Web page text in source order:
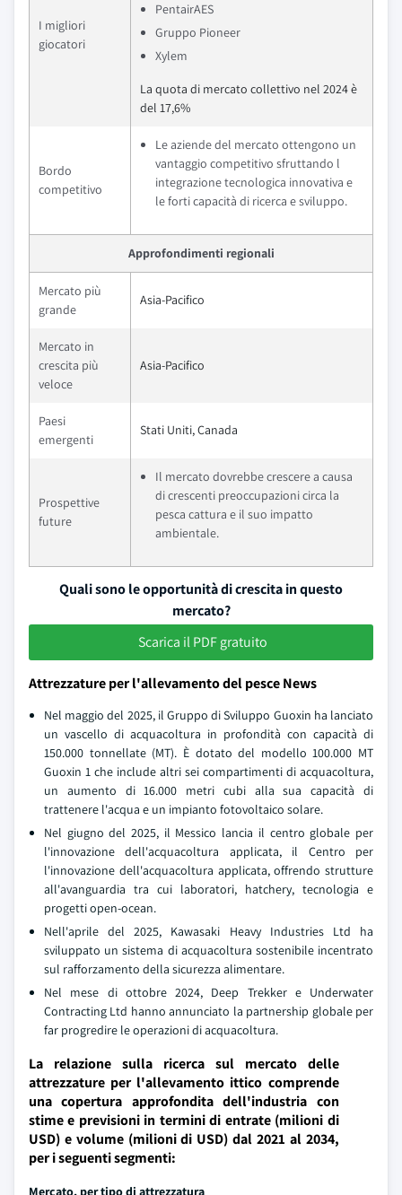
I migliori
giocatori
PentairAES
Gruppo Pioneer
Xylem
La quota di mercato collettivo nel 2024 è
del 17,6%
Bordo
competitivo
Le aziende del mercato ottengono un
vantaggio competitivo sfruttando l
integrazione tecnologica innovativa e
le forti capacità di ricerca e sviluppo.
Approfondimenti regionali
Mercato più
grande
Asia-Pacifico
Mercato in
crescita più
veloce
Asia-Pacifico
Paesi
emergenti
Stati Uniti, Canada
Prospettive
future
Il mercato dovrebbe crescere a causa
di crescenti preoccupazioni circa la
pesca cattura e il suo impatto
ambientale.
Quali sono le opportunità di crescita in questo
mercato?
Scarica il PDF gratuito
Attrezzature per l'allevamento del pesce News
Nel maggio del 2025, il Gruppo di Sviluppo Guoxin ha lanciato
un vascello di acquacoltura in profondità con capacità di
150.000 tonnellate (MT). È dotato del modello 100.000 MT
Guoxin 1 che include altri sei compartimenti di acquacoltura,
un aumento di 16.000 metri cubi alla sua capacità di
trattenere l'acqua e un impianto fotovoltaico solare.
Nel giugno del 2025, il Messico lancia il centro globale per
l'innovazione dell'acquacoltura applicata, il Centro per
l'innovazione dell'acquacoltura applicata, offrendo strutture
all'avanguardia tra cui laboratori, hatchery, tecnologia e
progetti open-ocean.
Nell'aprile del 2025, Kawasaki Heavy Industries Ltd ha
sviluppato un sistema di acquacoltura sostenibile incentrato
sul rafforzamento della sicurezza alimentare.
Nel mese di ottobre 2024, Deep Trekker e Underwater
Contracting Ltd hanno annunciato la partnership globale per
far progredire le operazioni di acquacoltura.
La relazione sulla ricerca sul mercato delle
attrezzature per l'allevamento ittico comprende
una copertura approfondita dell'industria con
stime e previsioni in termini di entrate (milioni di
USD) e volume (milioni di USD) dal 2021 al 2034,
per i seguenti segmenti:
Mercato, per tipo di attrezzatura